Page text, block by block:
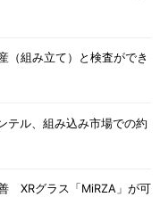
（組み立て）と検査ができ
テル、組み込み市場での約
XRグラス「MiRZA」が可